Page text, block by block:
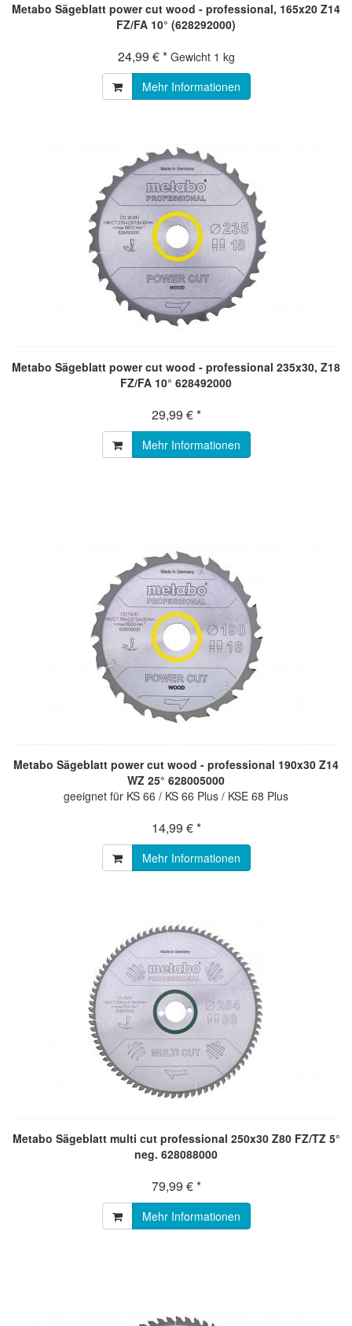
Metabo Sägeblatt power cut wood - professional, 165x20 Z14
FZ/FA 10° (628292000)
24,99 € * Gewicht 1 kg
Mehr Informationen
Metabo Sägeblatt power cut wood - professional 235x30, Z18
FZ/FA 10° 628492000
29,99 € *
Mehr Informationen
Metabo Sägeblatt power cut wood - professional 190x30 Z14
WZ 25° 628005000
geeignet für KS 66 / KS 66 Plus / KSE 68 Plus
14,99 € *
Mehr Informationen
Metabo Sägeblatt multi cut professional 250x30 Z80 FZ/TZ 5°
neg. 628088000
79,99 € *
Mehr Informationen